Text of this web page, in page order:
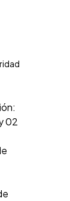
02